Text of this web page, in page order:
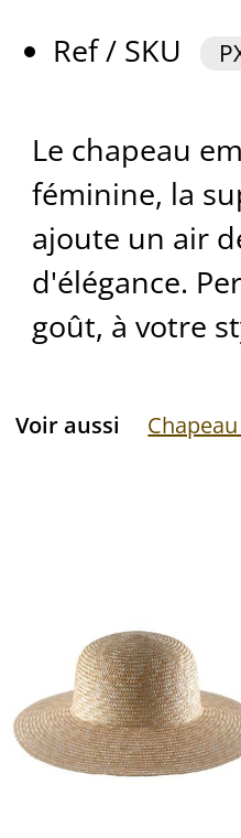
Ref / SKU
Le chapeau
féminine, la
ajoute un air
d'élégance.
goût, à votre
Voir aussi